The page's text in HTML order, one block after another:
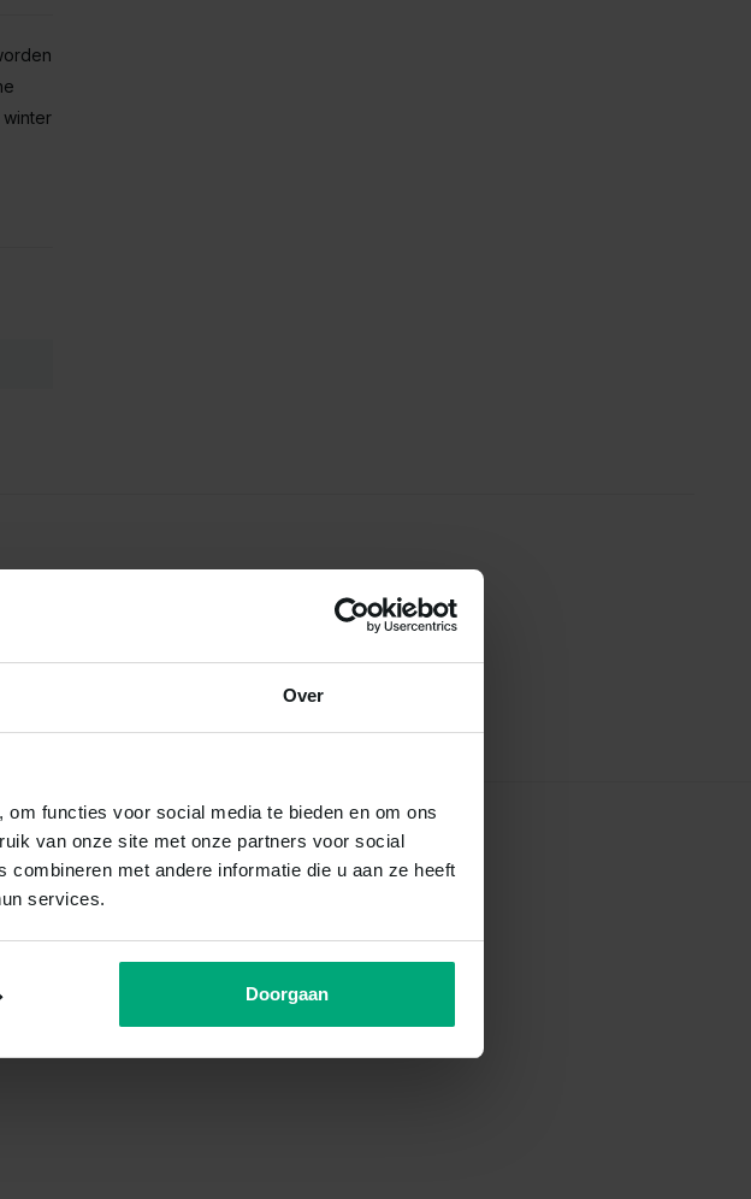
Over
functies voor social media te bieden en om ons
van onze site met onze partners voor social
met andere informatie die u aan ze heeft
services.
Doorgaan